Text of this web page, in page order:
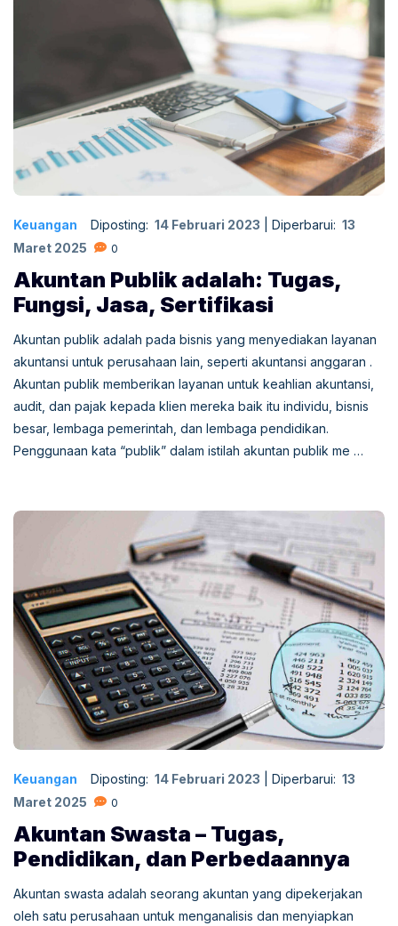
Keuangan Diposting: 14 Februari 2023 Diperbarui: 13
Maret 2025
0
Akuntan Publik adalah: Tugas,
Fungsi, Jasa, Sertifikasi
Akuntan publik adalah pada bisnis yang menyediakan layanan
akuntansi untuk perusahaan lain, seperti akuntansi anggaran .
Akuntan publik memberikan layanan untuk keahlian akuntansi,
audit, dan pajak kepada klien mereka baik itu individu, bisnis
besar, lembaga pemerintah, dan lembaga pendidikan.
Penggunaan kata “publik” dalam istilah akuntan publik me …
Keuangan Diposting: 14 Februari 2023 Diperbarui: 13
Maret 2025
0
Akuntan Swasta – Tugas,
Pendidikan, dan Perbedaannya
Akuntan swasta adalah seorang akuntan yang dipekerjakan
oleh satu perusahaan untuk menganalisis dan menyiapkan